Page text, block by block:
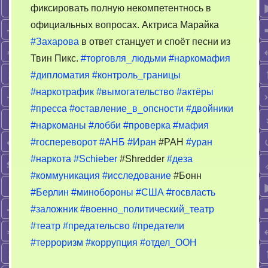
фиксировать полную некомпетентнось в
официальных вопросах. Актриса Марайка
#Захарова в ответ станцует и споёт песни из
Твин Пикс. #торговля_людьми #наркомафия
#дипломатия #контроль_границы
#наркотрафик #вымогательство #актёры
#пресса #оставление_в_опсности #двойники
#наркоманы #лобби #проверка #мафия
#госпереворот #АНБ #Иран #РАН #уран
#наркота #Schieber #Shredder #деза
#коммуникация #исследование #Бонн
#Берлин #минобороны #США #госвласть
#заложник #военно_политический_театр
#театр #предательсво #предатели
#терроризм #коррупция #отдел_ООН